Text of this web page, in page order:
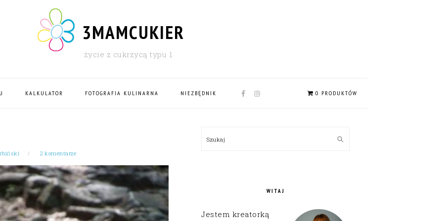
3MAMCUKIER
życie z cukrzycą typu 1
KALKULATOR FOTOGRAFIA KULINARNA NIEZBĘDNIK
NAV
0 PRODUKTÓW
2 komentarze
SIDEBAR
Szukaj
WITAJ
Jestem kreatorką